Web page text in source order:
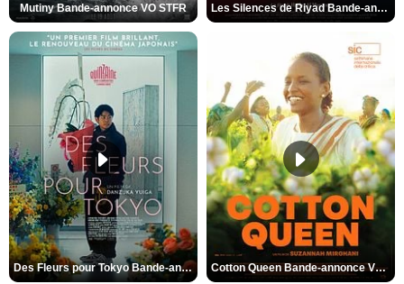
Mutiny Bande-annonce VO STFR Les Silences de Riyad Bande-annonce VO STFR
Des Fleurs pour Tokyo Bande-annonce VO STFR Cotton Queen Bande-annonce VO STFR